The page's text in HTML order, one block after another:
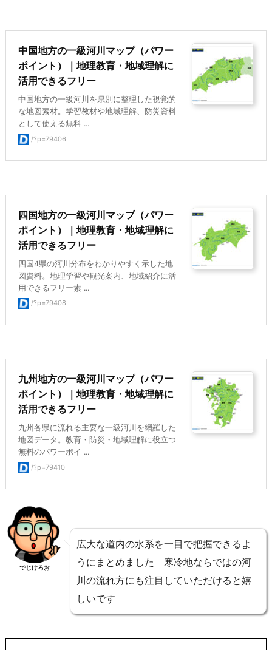
中国地方の一級河川マップ（パワー
ポイント）｜地理教育・地域理解に
活用できるフリー
中国地方の一級河川を県別に整理した視覚的
な地図素材。学習教材や地域理解、防災資料
として使える無料 ...
/?p=79406
四国地方の一級河川マップ（パワー
ポイント）｜地理教育・地域理解に
活用できるフリー
四国4県の河川分布をわかりやすく示した地
図資料。地理学習や観光案内、地域紹介に活
用できるフリー素 ...
/?p=79408
九州地方の一級河川マップ（パワー
ポイント）｜地理教育・地域理解に
活用できるフリー
九州各県に流れる主要な一級河川を網羅した
地図データ。教育・防災・地域理解に役立つ
無料のパワーポイ ...
/?p=79410
でじけろお
広大な道内の水系を一目で把握できるよ
うにまとめました 寒冷地ならではの河
川の流れ方にも注目していただけると嬉
しいです